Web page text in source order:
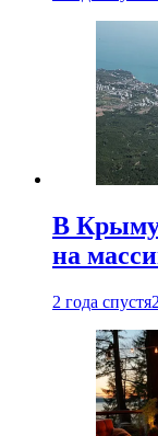
В Крыму
на
2 года спустя